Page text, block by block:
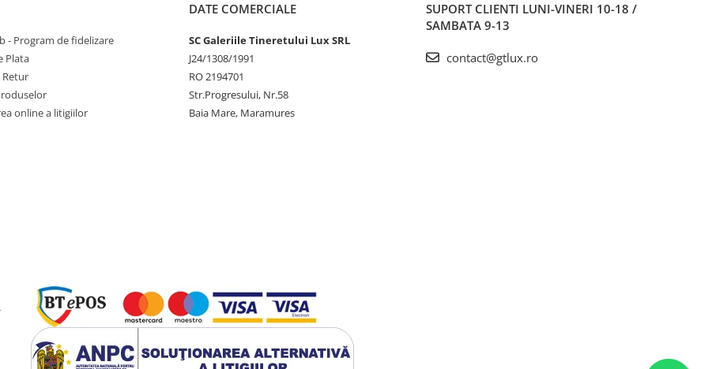
- Program de fidelizare
Plata
Retur
online a litigiilor
DATE COMERCIALE
SC Galeriile Tineretului Lux SRL
J24/1308/1991
RO 2194701
Str.Progresului, Nr.58
Baia Mare, Maramures
SUPORT CLIENTI LUNI-VINERI 10-18 /
SAMBATA 9-13
contact@gtlux.ro